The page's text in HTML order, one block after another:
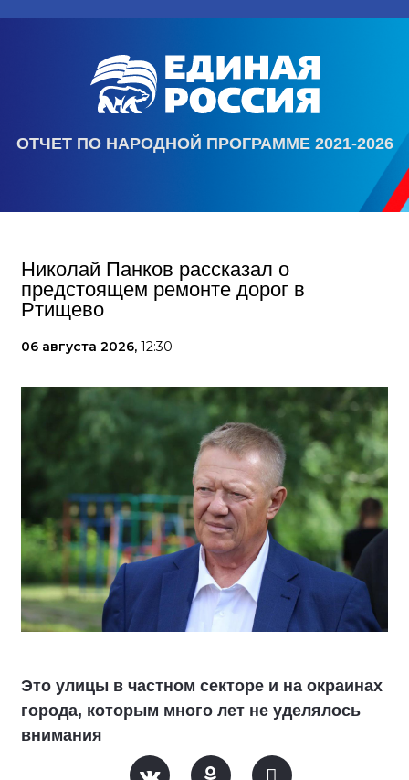
ОТЧЕТ ПО НАРОДНОЙ ПРОГРАММЕ 2021-2026
Николай Панков рассказал о
предстоящем ремонте дорог в
Ртищево
06 августа 2026, 12:30
Это улицы в частном секторе и на окраинах
города, которым много лет не уделялось
внимания